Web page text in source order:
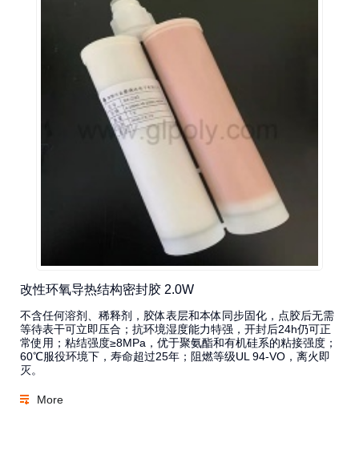
改性环氧导热结构密封胶 2.0W
不含任何溶剂、稀释剂，胶体表层和本体同步固化，点胶后无需
等待表干可立即压合；抗环境湿度能力特强，开封后24h仍可正
常使用；粘结强度≥8MPa，优于聚氨酯和有机硅系的粘接强度；
60℃服役环境下，寿命超过25年；阻燃等级UL 94-VO，离火即
灭。
More